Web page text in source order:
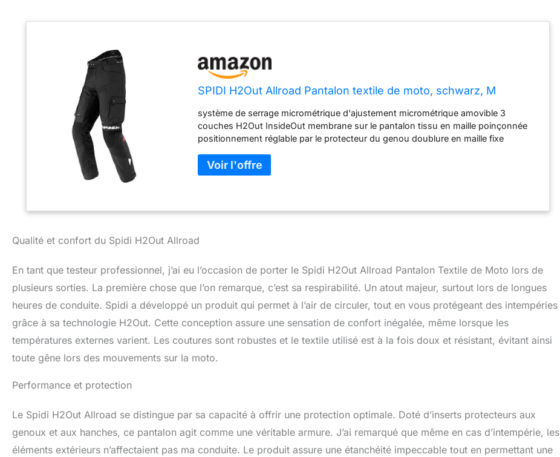
SPIDI H2Out Allroad Pantalon textile de moto, schwarz, M
système de serrage micrométrique d'ajustement micrométrique amovible 3
couches H2Out InsideOut membrane sur le pantalon tissu en maille poinçonnée
positionnement réglable par le protecteur du genou doublure en maille fixe
ténacité extra tenax triple torsadé nylon 6.6 et tissu en polyester Système de 3
couches qui transpirent, imperméable à l'eau et coupe-vent zones réflexes pour
Qualité et confort du Spidi H2Out Allroad
En tant que testeur professionnel, j’ai eu l’occasion de porter le Spidi H2Out Allroad Pantalon Textile de Moto lors de
plusieurs sorties. La première chose que l’on remarque, c’est sa respirabilité. Un atout majeur, surtout lors de longues
heures de conduite. Spidi a développé un produit qui permet à l’air de circuler, tout en vous protégeant des intempéries
grâce à sa technologie H2Out. Cette conception assure une sensation de confort inégalée, même lorsque les
températures externes varient. Les coutures sont robustes et le textile utilisé est à la fois doux et résistant, évitant ainsi
toute gêne lors des mouvements sur la moto.
Performance et protection
Le Spidi H2Out Allroad se distingue par sa capacité à offrir une protection optimale. Doté d’inserts protecteurs aux
genoux et aux hanches, ce pantalon agit comme une véritable armure. J’ai remarqué que même en cas d’intempérie, les
éléments extérieurs n’affectaient pas ma conduite. Le produit assure une étanchéité impeccable tout en permettant une